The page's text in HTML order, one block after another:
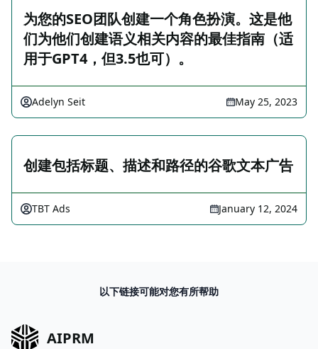
为您的SEO团队创建一个角色扮演。这是他
们为他们创建语义相关内容的最佳指南（适
用于GPT4，但3.5也可）。
Adelyn Seit May 25, 2023
创建包括标题、描述和路径的谷歌文本广告
TBT Ads January 12, 2024
以下链接可能对您有所帮助
AIPRM